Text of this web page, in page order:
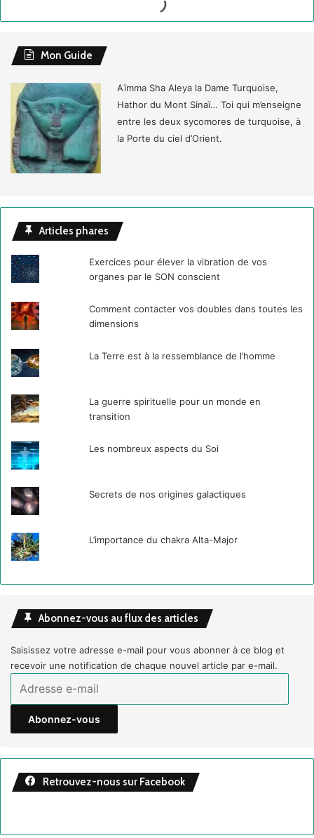
Mon Guide
Aïmma Sha Aleya la Dame Turquoise,
Hathor du Mont Sinaï… Toi qui m’enseigne
entre les deux sycomores de turquoise, à
la Porte du ciel d’Orient.
Articles phares
Exercices pour élever la vibration de vos
organes par le SON conscient
Comment contacter vos doubles dans toutes les
dimensions
La Terre est à la ressemblance de l’homme
La guerre spirituelle pour un monde en
transition
Les nombreux aspects du Soi
Secrets de nos origines galactiques
L’importance du chakra Alta-Major
Abonnez-vous au flux des articles
Saisissez votre adresse e-mail pour vous abonner à ce blog et
recevoir une notification de chaque nouvel article par e-mail.
Abonnez-vous
Retrouvez-nous sur Facebook